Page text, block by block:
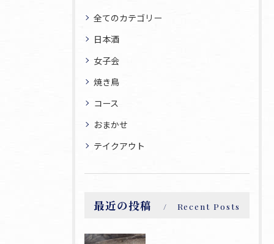
全てのカテゴリー
日本酒
女子会
焼き鳥
コース
おまかせ
テイクアウト
最近の投稿 Recent Posts